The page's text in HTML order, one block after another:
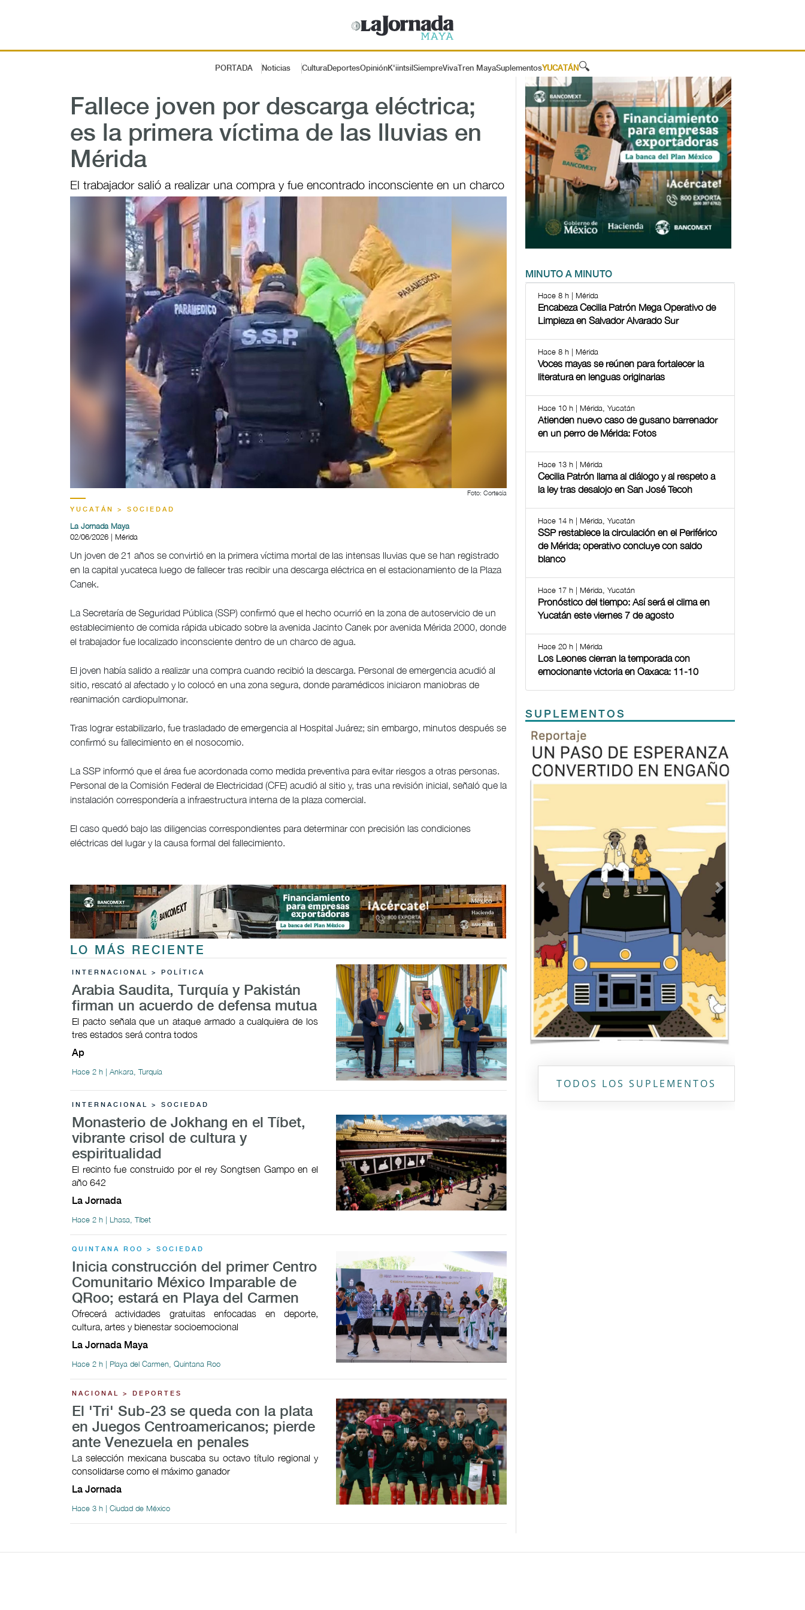
PORTADA Noticias CulturaDeportesOpiniónK'iintsil SiempreViva Tren MayaSuplementosYUCATÁN 🔍
Fallece joven por descarga eléctrica;
es la primera víctima de las lluvias en
Mérida
El trabajador salió a realizar una compra y fue encontrado inconsciente en un charco
Foto: Cortesía
YUCATÁN > SOCIEDAD
La Jornada Maya
02/06/2026 | Mérida
Un joven de 21 años se convirtió en la primera víctima mortal de las intensas lluvias que se han registrado
en la capital yucateca luego de fallecer tras recibir una descarga eléctrica en el estacionamiento de la Plaza
Canek.
La Secretaría de Seguridad Pública (SSP) confirmó que el hecho ocurrió en la zona de autoservicio de un
establecimiento de comida rápida ubicado sobre la avenida Jacinto Canek por avenida Mérida 2000, donde
el trabajador fue localizado inconsciente dentro de un charco de agua.
El joven había salido a realizar una compra cuando recibió la descarga. Personal de emergencia acudió al
sitio, rescató al afectado y lo colocó en una zona segura, donde paramédicos iniciaron maniobras de
reanimación cardiopulmonar.
Tras lograr estabilizarlo, fue trasladado de emergencia al Hospital Juárez; sin embargo, minutos después se
confirmó su fallecimiento en el nosocomio.
La SSP informó que el área fue acordonada como medida preventiva para evitar riesgos a otras personas.
Personal de la Comisión Federal de Electricidad (CFE) acudió al sitio y, tras una revisión inicial, señaló que la
instalación correspondería a infraestructura interna de la plaza comercial.
El caso quedó bajo las diligencias correspondientes para determinar con precisión las condiciones
eléctricas del lugar y la causa formal del fallecimiento.
LO MÁS RECIENTE
INTERNACIONAL > POLÍTICA
Arabia Saudita, Turquía y Pakistán
firman un acuerdo de defensa mutua
El pacto señala que un ataque armado a cualquiera de los
tres estados será contra todos
Ap
Hace 2 h | Ankara, Turquía
INTERNACIONAL > SOCIEDAD
Monasterio de Jokhang en el Tíbet,
vibrante crisol de cultura y
espiritualidad
El recinto fue construido por el rey Songtsen Gampo en el
año 642
La Jornada
Hace 2 h | Lhasa, Tíbet
QUINTANA ROO > SOCIEDAD
Inicia construcción del primer Centro
Comunitario México Imparable de
QRoo; estará en Playa del Carmen
Ofrecerá actividades gratuitas enfocadas en deporte,
cultura, artes y bienestar socioemocional
La Jornada Maya
Hace 2 h | Playa del Carmen, Quintana Roo
NACIONAL > DEPORTES
El 'Tri' Sub-23 se queda con la plata
en Juegos Centroamericanos; pierde
ante Venezuela en penales
La selección mexicana buscaba su octavo título regional y
consolidarse como el máximo ganador
La Jornada
Hace 3 h | Ciudad de México
MINUTO A MINUTO
Hace 8 h | Mérida
Encabeza Cecilia Patrón Mega Operativo de
Limpieza en Salvador Alvarado Sur
Hace 8 h | Mérida
Voces mayas se reúnen para fortalecer la
literatura en lenguas originarias
Hace 10 h | Mérida, Yucatán
Atienden nuevo caso de gusano barrenador
en un perro de Mérida: Fotos
Hace 13 h | Mérida
Cecilia Patrón llama al diálogo y al respeto a
la ley tras desalojo en San José Tecoh
Hace 14 h | Mérida, Yucatán
SSP restablece la circulación en el Periférico
de Mérida; operativo concluye con saldo
blanco
Hace 17 h | Mérida, Yucatán
Pronóstico del tiempo: Así será el clima en
Yucatán este viernes 7 de agosto
Hace 20 h | Mérida
Los Leones cierran la temporada con
emocionante victoria en Oaxaca: 11-10
SUPLEMENTOS
Previous Next
TODOS LOS SUPLEMENTOS